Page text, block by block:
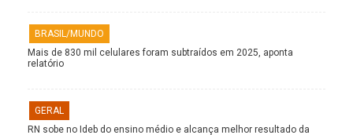
BRASIL/MUNDO
Mais de 830 mil celulares foram subtraídos em 2025, aponta
relatório
GERAL
RN sobe no Ideb do ensino médio e alcança melhor resultado da